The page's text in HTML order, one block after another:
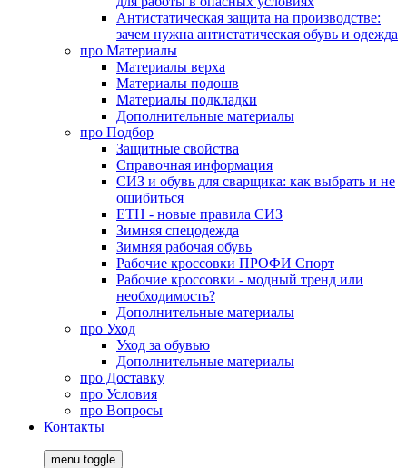
Антистатическая защита на производстве:
зачем нужна антистатическая обувь и одежда
про Материалы
Материалы верха
Материалы подошв
Материалы подкладки
Дополнительные материалы
про Подбор
Защитные свойства
Справочная информация
СИЗ и обувь для сварщика: как выбрать и не
ошибиться
ЕТН - новые правила СИЗ
Зимняя спецодежда
Зимняя рабочая обувь
Рабочие кроссовки ПРОФИ Спорт
Рабочие кроссовки - модный тренд или
необходимость?
Дополнительные материалы
про Уход
Уход за обувью
Дополнительные материалы
про Доставку
про Условия
про Вопросы
Контакты
menu toggle